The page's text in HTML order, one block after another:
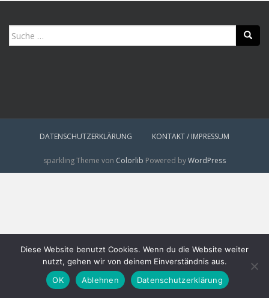
Suche
nach:
DATENSCHUTZERKLÄRUNG KONTAKT / IMPRESSUM
sparkling Theme von Colorlib Powered byWordPress
Diese Website benutzt Cookies. Wenn du die Website weiter
nutzt, gehen wir von deinem Einverständnis aus.
OK
Ablehnen Datenschutzerklärung